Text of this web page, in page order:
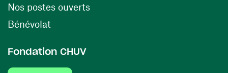
Nos postes ouverts(ouvre une nouvelle fenêtre)
Bénévolat
Fondation CHUV